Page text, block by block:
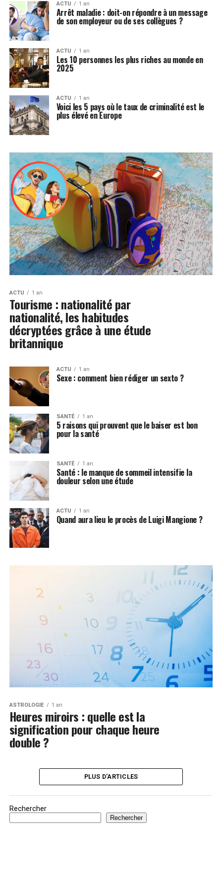
ACTU 1 an
Arrêt maladie : doit-on répondre à un message
de son employeur ou de ses collègues ?
ACTU 1 an
Les 10 personnes les plus riches au monde en
2025
ACTU 1 an
Voici les 5 pays où le taux de criminalité est le
plus élevé en Europe
ACTU 1 an
Tourisme : nationalité par
nationalité, les habitudes
décryptées grâce à une étude
britannique
ACTU 1 an
Sexe : comment bien rédiger un sexto ?
SANTÉ 1 an
5 raisons qui prouvent que le baiser est bon
pour la santé
SANTÉ 1 an
Santé : le manque de sommeil intensifie la
douleur selon une étude
ACTU 1 an
Quand aura lieu le procès de Luigi Mangione ?
ASTROLOGIE 1 an
Heures miroirs : quelle est la
signification pour chaque heure
double ?
PLUS D'ARTICLES
Rechercher
Rechercher